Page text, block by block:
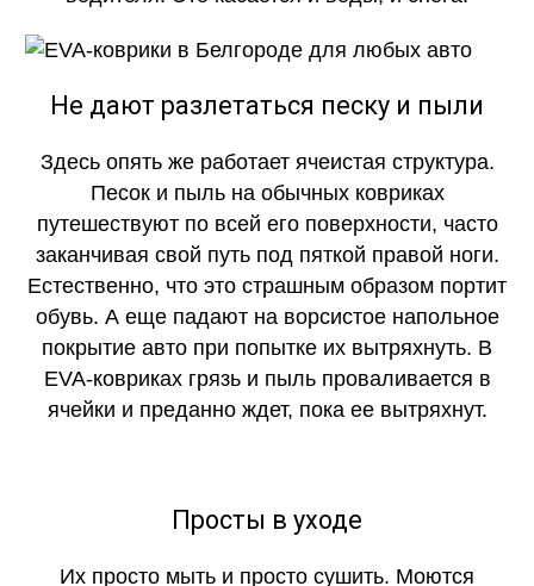
Не дают разлетаться песку и пыли
Здесь опять же работает ячеистая структура.
Песок и пыль на обычных ковриках
путешествуют по всей его поверхности, часто
заканчивая свой путь под пяткой правой ноги.
Естественно, что это страшным образом портит
обувь. А еще падают на ворсистое напольное
покрытие авто при попытке их вытряхнуть. В
EVA-ковриках грязь и пыль проваливается в
ячейки и преданно ждет, пока ее вытряхнут.
Просты в уходе
Их просто мыть и просто сушить. Моются